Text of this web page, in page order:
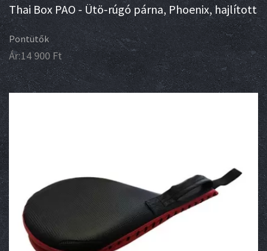
Thai Box PAO - Ütö-rúgó párna, Phoenix, hajlított
Pontütők
Ár:14 900 Ft